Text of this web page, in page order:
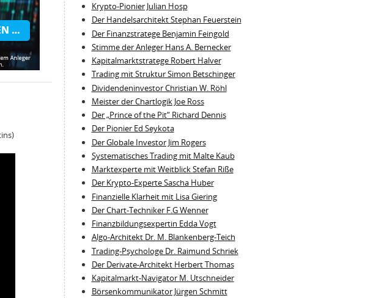
Krypto-Pionier Julian Hosp
Der Handelsarchitekt Stephan Feuerstein
Der Finanzstratege Benjamin Feingold
Stimme der Anleger Hans A. Bernecker
Kapitalmarktstratege Robert Halver
Trading mit Struktur Simon Betschinger
Dividendeninvestor Christian W. Röhl
Meister der Chartlogik Joe Ross
Der „Prince of the Pit“ Richard Dennis
Der Pionier Ed Seykota
Der Globale Investor Jim Rogers
Systematisches Trading mit Malte Kaub
Marktexperte mit Weitblick Stefan Riße
Der Krypto-Experte Sascha Huber
Finanzielle Klarheit mit Lisa Giering
Der Chart-Techniker F.G Wenner
Finanzbildungsexpertin Edda Vogt
Algo‑Architekt Dr. M. Blankenberg‑Teich
Trading-Psychologe Dr. Raimund Schriek
Der Derivate‑Architekt Herbert Thomas
Kapitalmarkt-Navigator M. Utschneider
Börsenkommunikator Jürgen Schmitt